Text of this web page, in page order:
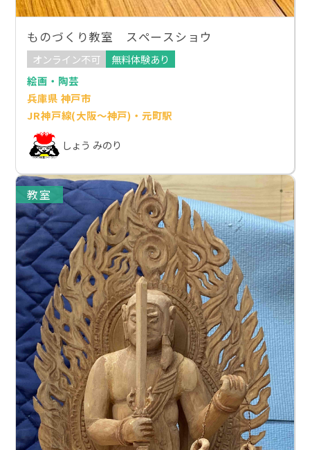
ものづくり教室 スペースショウ
オンライン不可
無料体験あり
絵画・陶芸
兵庫県 神戸市
JR神戸線(大阪～神戸)・元町駅
しょう みのり
教室